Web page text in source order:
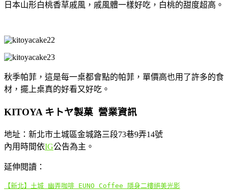
日本山形白桃香草戚風，戚風體一樣好吃，白桃的甜度超高。
秋季帕菲，這是每一桌都會點的帕菲，單價高也用了許多的食
材，擺上桌真的好看又好吃。
KITOYA キトヤ製菓 營業資訊
地址：新北市土城區金城路三段73巷9弄14號
內用時間依IG公告為主。
延伸閱讀：
【新北】土城 幽弄咖啡 EUNO Coffee 隱身二樓絕美光影